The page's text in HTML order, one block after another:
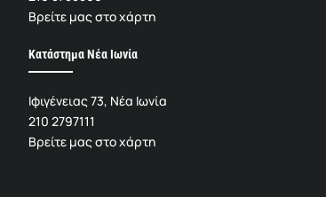
Βρείτε μας στο χάρτη
Κατάστημα Νέα Ιωνία
Ιφιγένειας 73, Νέα Ιωνία
210 2797111
Βρείτε μας στο χάρτη